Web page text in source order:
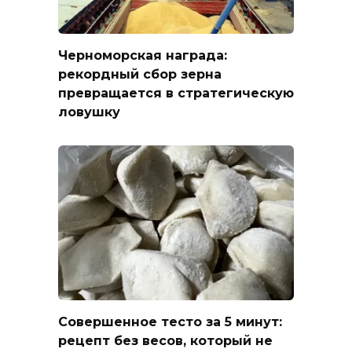
Черноморская награда:
рекордный сбор зерна
превращается в стратегическую
ловушку
Совершенное тесто за 5 минут:
рецепт без весов, который не